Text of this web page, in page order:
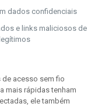
dados confidenciais
e links maliciosos de
de acesso sem fio
mais rápidas tenham
ele também